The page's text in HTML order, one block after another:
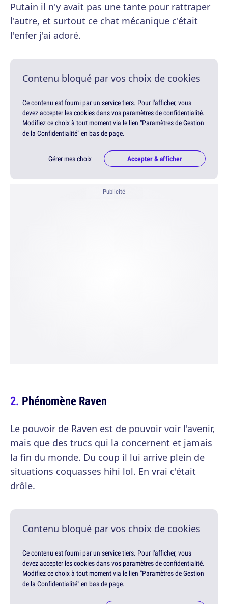
Putain il n'y avait pas une tante pour rattraper
l'autre, et surtout ce chat mécanique c'était
l'enfer j'ai adoré.
Contenu bloqué par vos choix de cookies
Ce contenu est fourni par un service tiers. Pour l'afficher, vous
devez accepter les cookies dans vos paramètres de confidentialité.
Modifiez ce choix à tout moment via le lien "Paramètres de Gestion
de la Confidentialité" en bas de page.
Gérer mes choix Accepter & afficher
Publicité
Phénomène Raven
Le pouvoir de Raven est de pouvoir voir l'avenir,
mais que des trucs qui la concernent et jamais
la fin du monde. Du coup il lui arrive plein de
situations coquasses hihi lol. En vrai c'était
drôle.
Contenu bloqué par vos choix de cookies
Ce contenu est fourni par un service tiers. Pour l'afficher, vous
devez accepter les cookies dans vos paramètres de confidentialité.
Modifiez ce choix à tout moment via le lien "Paramètres de Gestion
de la Confidentialité" en bas de page.